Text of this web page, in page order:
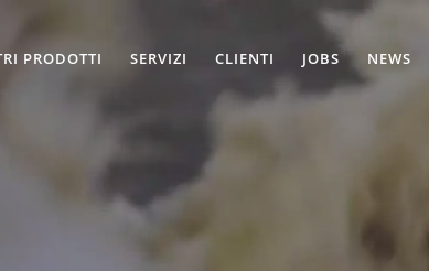
PRODOTTI SERVIZI CLIENTI JOBS NEWS